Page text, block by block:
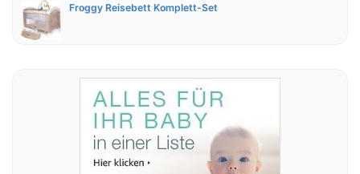
Froggy Reisebett Komplett-Set